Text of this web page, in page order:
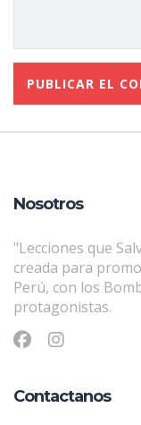
Nosotros
"Lecciones que
creada para
Perú, con los
protagonistas.
Contactanos